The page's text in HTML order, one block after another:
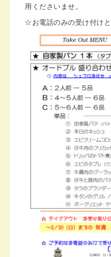
用くださいませ。
☆お電話のみの受け付け